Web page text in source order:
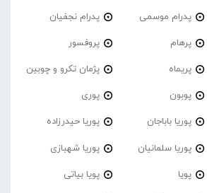
پدرام موسمی پدرام نجفیان
پرهام پروفسور
پریماه پژمان تکرو و چوبین
پوبون پوری
پوریا باباجان پوریا حیدرزاده
پوریا سلمانیان پوریا شهبازی
پویا پویا بیاتی